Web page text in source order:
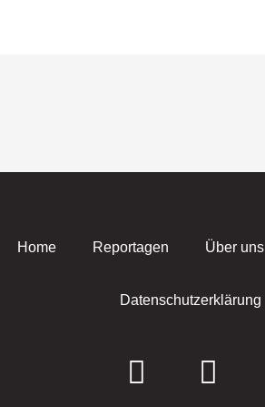
Home Reportagen Über uns
Datenschutzerklärung
F
I